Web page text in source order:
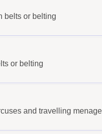
belts or belting
or belting
and travelling